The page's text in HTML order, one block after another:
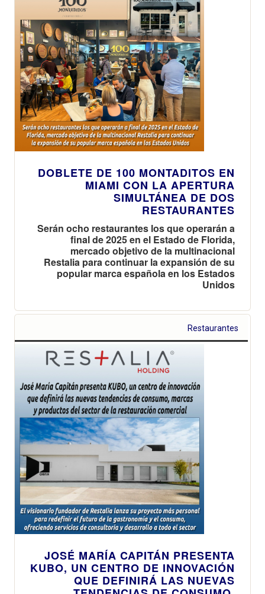
DOBLETE DE 100 MONTADITOS EN
MIAMI CON LA APERTURA
SIMULTÁNEA DE DOS
RESTAURANTES
Serán ocho restaurantes los que operarán a
final de 2025 en el Estado de Florida,
mercado objetivo de la multinacional
Restalia para continuar la expansión de su
popular marca española en los Estados
Unidos
Restaurantes
JOSÉ MARÍA CAPITÁN PRESENTA
KUBO, UN CENTRO DE INNOVACIÓN
QUE DEFINIRÁ LAS NUEVAS